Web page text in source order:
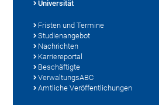
Universität
Fristen und Termine
Studienangebot
Nachrichten
Karriereportal
Beschäftigte
VerwaltungsABC
Amtliche Veröffentlichungen